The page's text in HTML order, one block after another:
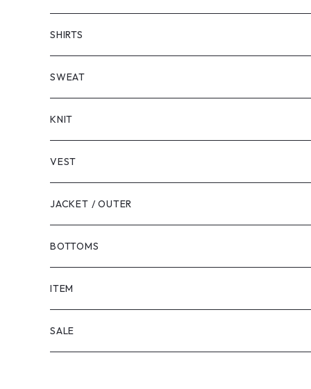
SHORT SLEEVE
LONG SLEEVE
SHIRTS
SHORT SLEEVE
LONG SLEEVE
SWEAT
KNIT
VEST
JACKET / OUTER
BOTTOMS
SHORTS
PANTS
ITEM
SALE